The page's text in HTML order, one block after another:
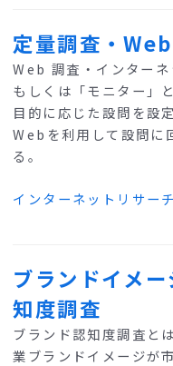
定量調査・
Web 調査・インターネ
もしくは「モニター」
目的に応じた設問を設
Webを利用して設問に
る。
インターネットリサー
ブランドイメ
知度調査
ブランド認知度調査と
業ブランドイメージが